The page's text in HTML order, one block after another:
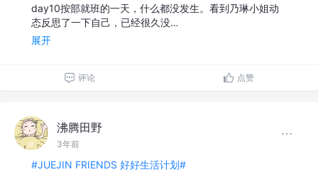
day10按部就班的一天，什么都没发生。看到乃琳小姐动
态反思了一下自己，已经很久没…
展开
评论 点赞
沸腾田野
3年前
#JUEJIN FRIENDS 好好生活计划#